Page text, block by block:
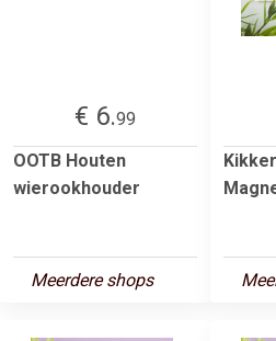
€ 6.99
OOTB Houten
wierookhouder
Meerdere shops